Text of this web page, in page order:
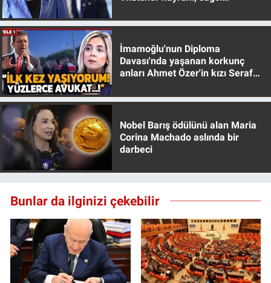
İmamoğlu'nun Diploma
Davası'nda yaşanan korkunç
anları Ahmet Özer'in kızı Seraf
Nobel Barış ödülünü alan Maria
Corina Machado aslında bir
darbeci
Bunlar da ilginizi çekebilir